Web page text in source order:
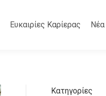
Ευκαιρίες Καρίερας Νέα
Κατηγορίες